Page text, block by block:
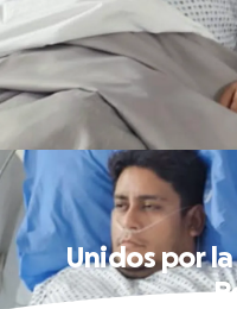
Unidos por